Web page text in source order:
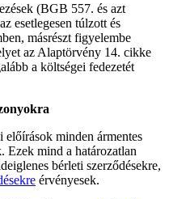
(BGB 557. és azt
esetlegesen túlzott és
másrészt figyelembe
az Alaptörvény 14. cikke
a költségei fedezetét
minden ármentes
Ezek mind a határozatlan
bérleti szerződésekre,
érvényesek.